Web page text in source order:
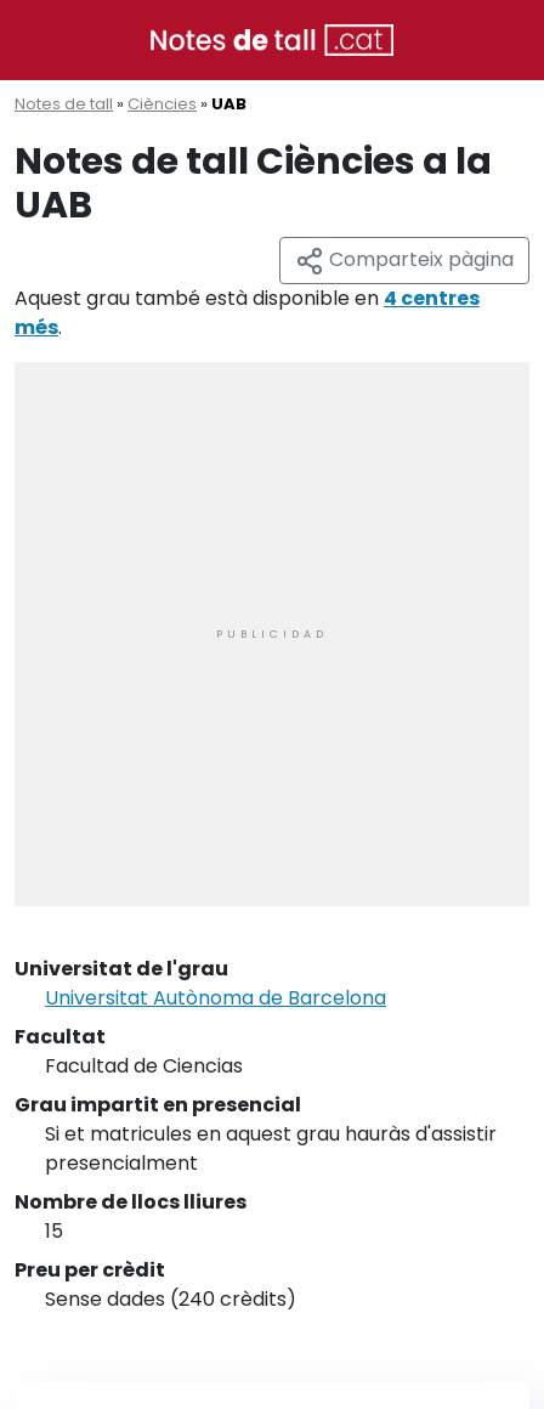
Notes de tall » Ciències » UAB
Notes de tall Ciències a la
UAB
Comparteix pàgina
Aquest grau també està disponible en 4 centres
més.
Universitat de l'grau
Universitat Autònoma de Barcelona
Facultat
Facultad de Ciencias
Grau impartit en presencial
Si et matricules en aquest grau hauràs d'assistir
presencialment
Nombre de llocs lliures
15
Preu per crèdit
Sense dades (240 crèdits)